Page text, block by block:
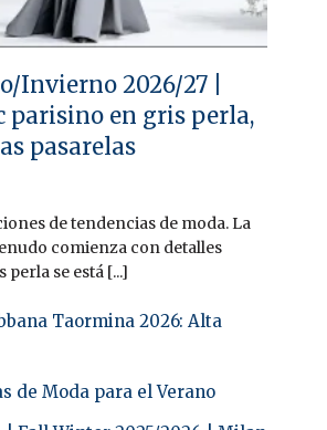
Invierno 2026/27 |
parisino en gris perla,
pasarelas
de tendencias de moda. La
comienza con detalles
perla se está [...]
Taormina 2026: Alta
de Moda para el Verano